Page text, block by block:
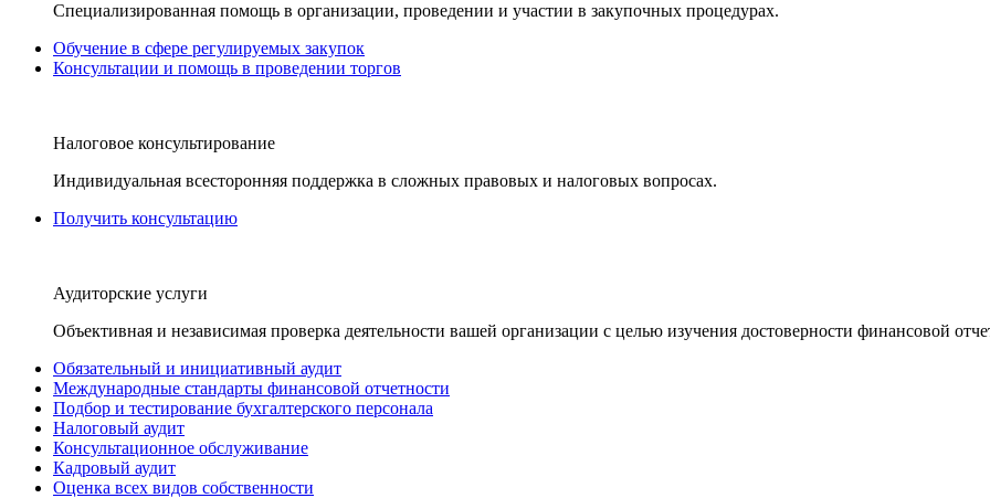
Специализированная помощь в организации, проведении и участии в закупочных процедурах.
Обучение в сфере регулируемых закупок
Консультации и помощь в проведении торгов
Налоговое консультирование
Индивидуальная всесторонняя поддержка в сложных правовых и налоговых вопросах.
Получить консультацию
Аудиторские услуги
Объективная и независимая проверка деятельности вашей организации с целью изучения достоверности финансовой
Обязательный и инициативный аудит
Международные стандарты финансовой отчетности
Подбор и тестирование бухгалтерского персонала
Налоговый аудит
Консультационное обслуживание
Кадровый аудит
Оценка всех видов собственности